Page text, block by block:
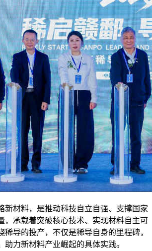
新材料，是推动科技自立自强、支撑国家
，承载着突破核心技术、实现材料自主可
稀导的投产，不仅是稀导自身的里程碑，
助力新材料产业崛起的具体实践。